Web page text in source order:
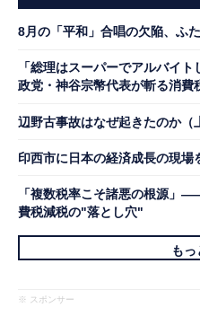
8月の「平和」合唱の欠陥、ふ
「総理はスーパーでアルバイ
政党・神谷宗幣代表が斬る消
辺野古事故はなぜ起きたのか（
印西市に日本の経済成長の現場
「複数税率こそ諸悪の根源」
費税減税の"落とし穴"
もっ
※ スポンサー